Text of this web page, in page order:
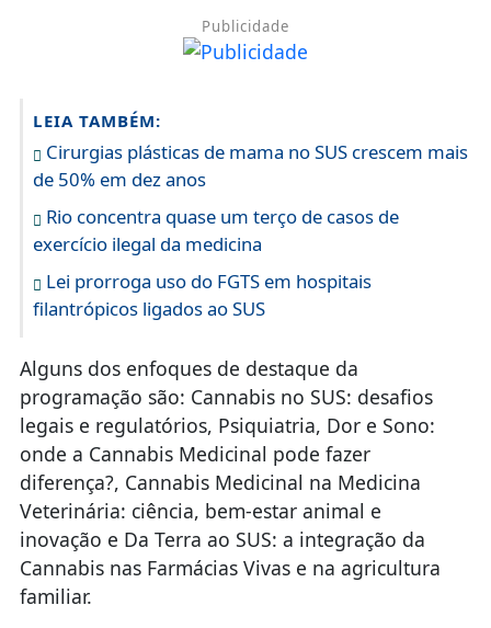
Publicidade
LEIA TAMBÉM:
Cirurgias plásticas de mama no SUS crescem mais
de 50% em dez anos
Rio concentra quase um terço de casos de
exercício ilegal da medicina
Lei prorroga uso do FGTS em hospitais
filantrópicos ligados ao SUS
Alguns dos enfoques de destaque da
programação são: Cannabis no SUS: desafios
legais e regulatórios, Psiquiatria, Dor e Sono:
onde a Cannabis Medicinal pode fazer
diferença?, Cannabis Medicinal na Medicina
Veterinária: ciência, bem-estar animal e
inovação e Da Terra ao SUS: a integração da
Cannabis nas Farmácias Vivas e na agricultura
familiar.